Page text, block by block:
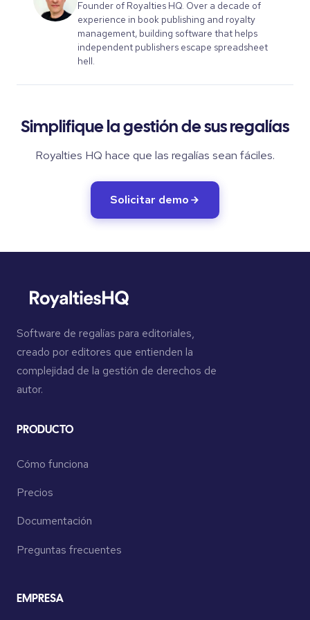
Founder of Royalties HQ. Over a decade of
experience in book publishing and royalty
management, building software that helps
independent publishers escape spreadsheet
hell.
Simplifique la gestión de sus regalías
Royalties HQ hace que las regalías sean fáciles.
Solicitar demo
Software de regalías para editoriales,
creado por editores que entienden la
complejidad de la gestión de derechos de
autor.
PRODUCTO
Cómo funciona
Precios
Documentación
Preguntas frecuentes
EMPRESA